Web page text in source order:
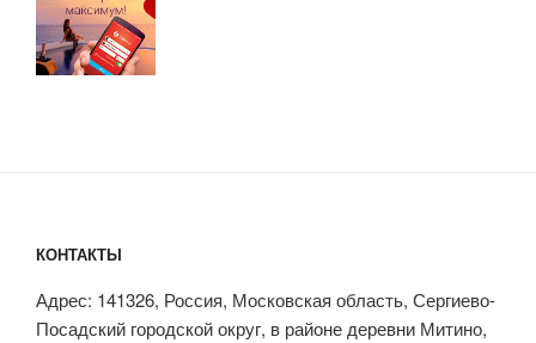
КОНТАКТЫ
Адрес: 141326, Россия, Московская область, Сергиево-
Посадский городской округ, в районе деревни Митино,